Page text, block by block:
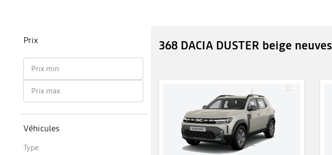
Prix
Prix min
Prix max
Véhicules
Type
368 DACIA DUSTER beige neuves